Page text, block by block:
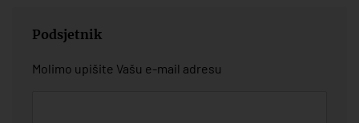
Podsjetnik
Molimo upišite Vašu e-mail adresu